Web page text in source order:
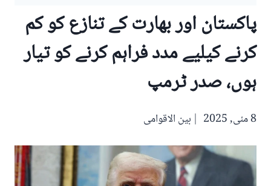
پاکستان اور بھارت کے تنازع کو کم
کرنے کیلیے مدد فراہم کرنے کو تیار
ہوں، صدر ٹرمپ
8 مئی, 2025 بین الاقوامی